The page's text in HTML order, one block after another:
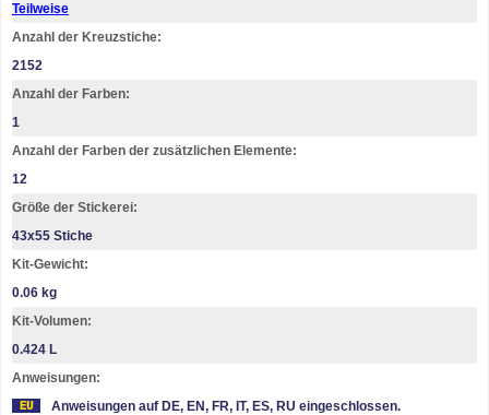
Teilweise
Anzahl der Kreuzstiche:
2152
Anzahl der Farben:
1
Anzahl der Farben der zusätzlichen Elemente:
12
Größe der Stickerei:
43х55 Stiche
Kit-Gewicht:
0.06 kg
Kit-Volumen:
0.424 L
Anweisungen:
Anweisungen auf DE, EN, FR, IT, ES, RU eingeschlossen.